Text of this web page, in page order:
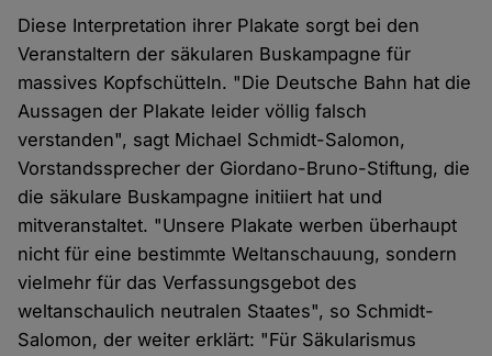
Diese Interpretation ihrer Plakate sorgt bei den
Veranstaltern der säkularen Buskampagne für
massives Kopfschütteln. "Die Deutsche Bahn hat die
Aussagen der Plakate leider völlig falsch
verstanden", sagt Michael Schmidt-Salomon,
Vorstandssprecher der Giordano-Bruno-Stiftung, die
die säkulare Buskampagne initiiert hat und
mitveranstaltet. "Unsere Plakate werben überhaupt
nicht für eine bestimmte Weltanschauung, sondern
vielmehr für das Verfassungsgebot des
weltanschaulich neutralen Staates", so Schmidt-
Salomon, der weiter erklärt: "Für Säkularismus